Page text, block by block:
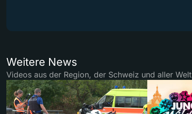
Weitere News
Videos aus der Region, der Schweiz und aller Welt